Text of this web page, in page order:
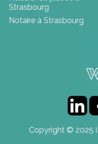
Strasbourg
Notaire à Strasbourg
Copyright © 2025